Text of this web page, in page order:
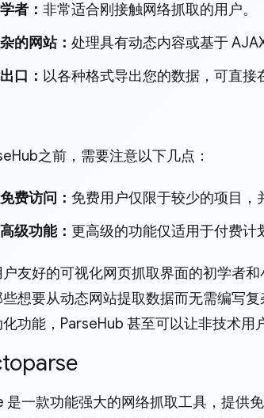
者： 非常适合刚接触网络抓取的用户。
的网站： 处理具有动态内容或基于
口： 以各种格式导出您的数据，可直接
之前，需要注意以下几点：
费访问： 免费用户仅限于较少的项目，
级功能： 更高级的功能仅适用于付费计
友好的可视化网页抓取界面的初学者
想要从动态网站提取数据而无需编写
功能，ParseHub 甚至可以让非技术用
一款功能强大的网络抓取工具，提供